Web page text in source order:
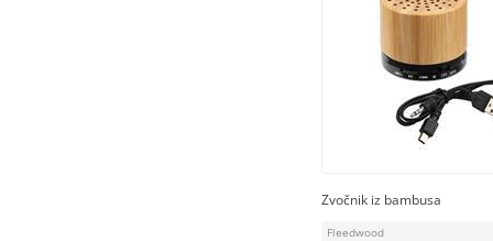
Zvočnik iz bambusa
Fleedwood